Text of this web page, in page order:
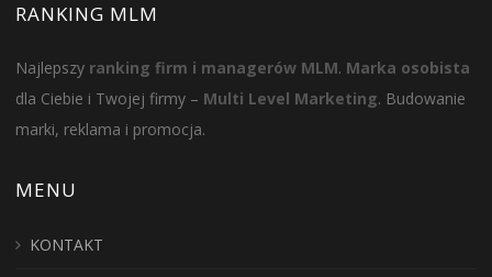
RANKING MLM
Najlepszy ranking firm i managerów MLM. Marka osobista
dla Ciebie i Twojej firmy – Multi Level Marketing. Budowanie
marki, reklama i promocja.
MENU
KONTAKT